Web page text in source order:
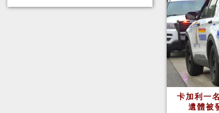
卡加利一
遺體被